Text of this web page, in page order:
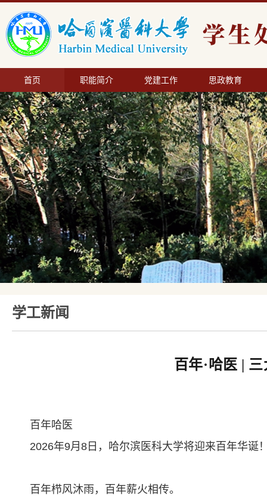
首页 职能简介 党建工作 思政教育
学工新闻
百年·哈医 |
百年哈医
2026年9月8日，哈尔滨医科大学将迎来百年华诞
百年栉风沐雨，百年薪火相传。